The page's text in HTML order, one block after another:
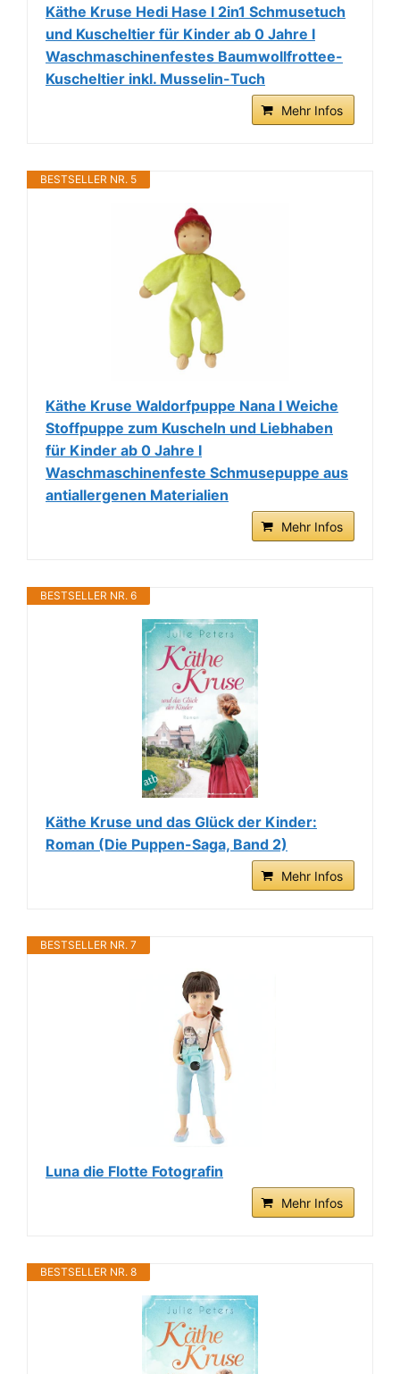
Käthe Kruse Hedi Hase I 2in1 Schmusetuch
und Kuscheltier für Kinder ab 0 Jahre I
Waschmaschinenfestes Baumwollfrottee-
Kuscheltier inkl. Musselin-Tuch
Mehr Infos
BESTSELLER NR. 5
Käthe Kruse Waldorfpuppe Nana I Weiche
Stoffpuppe zum Kuscheln und Liebhaben
für Kinder ab 0 Jahre I
Waschmaschinenfeste Schmusepuppe aus
antiallergenen Materialien
Mehr Infos
BESTSELLER NR. 6
Käthe Kruse und das Glück der Kinder:
Roman (Die Puppen-Saga, Band 2)
Mehr Infos
BESTSELLER NR. 7
Luna die Flotte Fotografin
Mehr Infos
BESTSELLER NR. 8